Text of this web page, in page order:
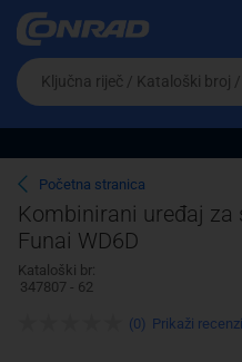
Ova postavka
cijene vašim potrebama.
Pravno lice
Da
biste
potražili
proizvod,
unesite
ključnu
riječ,
kataloški
broj,
EAN
ili
Početna stranica
Kombinirani uređaj za
Funai WD6D
Kataloški br:
347807 - 62
(0) Prikaži